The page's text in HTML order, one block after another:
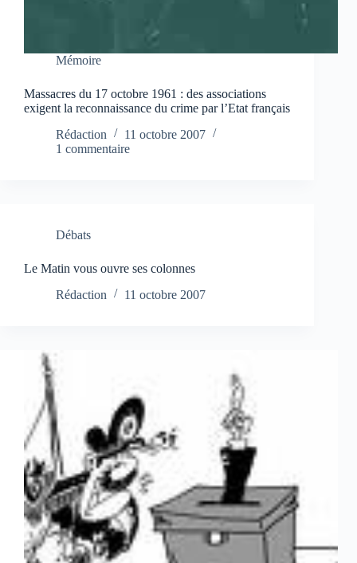
Mémoire
Massacres du 17 octobre 1961 : des associations
exigent la reconnaissance du crime par l’Etat français
Rédaction
11 octobre 2007
1 commentaire
Débats
Le Matin vous ouvre ses colonnes
Rédaction
11 octobre 2007